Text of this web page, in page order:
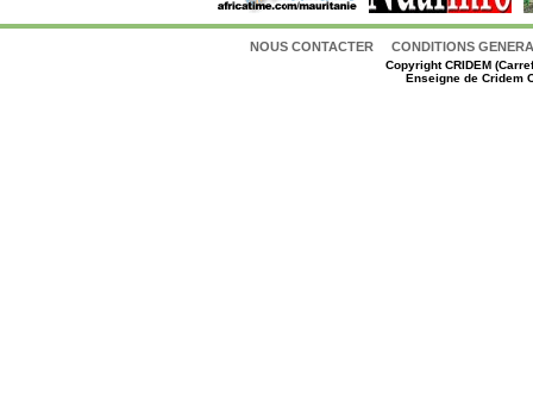
NOUS CONTACTER CONDITIONS
CopyrightCRIDEM
Enseigne de Cridem